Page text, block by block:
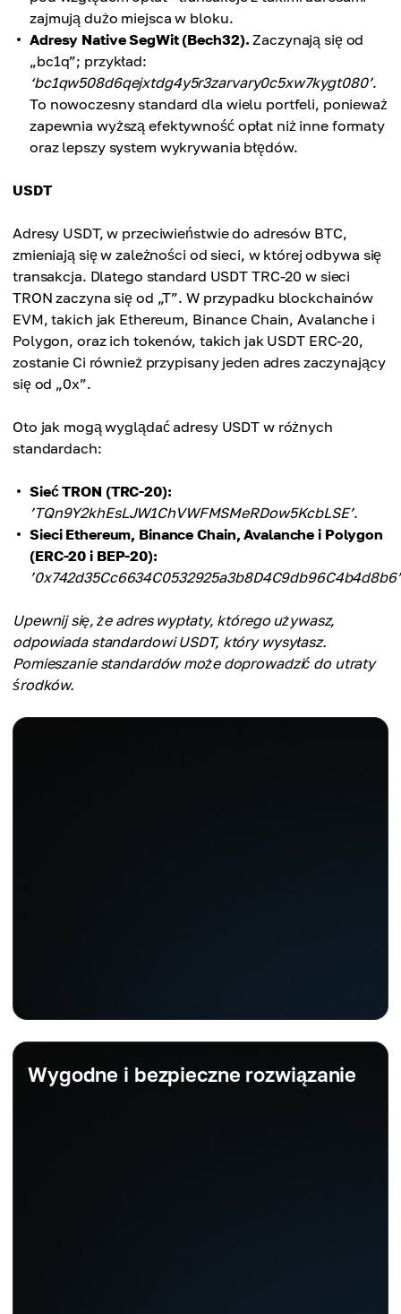
zajmują dużo miejsca w bloku.
Adresy Native SegWit (Bech32). Zaczynają się od
„bc1q”; przykład:
‘bc1qw508d6qejxtdg4y5r3zarvary0c5xw7kygt080’.
To nowoczesny standard dla wielu portfeli, ponieważ
zapewnia wyższą efektywność opłat niż inne formaty
oraz lepszy system wykrywania błędów.
USDT
Adresy USDT, w przeciwieństwie do adresów BTC,
zmieniają się w zależności od sieci, w której odbywa się
transakcja. Dlatego standard USDT TRC-20 w sieci
TRON zaczyna się od „T”. W przypadku blockchainów
EVM, takich jak Ethereum, Binance Chain, Avalanche i
Polygon, oraz ich tokenów, takich jak USDT ERC-20,
zostanie Ci również przypisany jeden adres zaczynający
się od „0x”.
Oto jak mogą wyglądać adresy USDT w różnych
standardach:
Sieć TRON (TRC-20):
’TQn9Y2khEsLJW1ChVWFMSMeRDow5KcbLSE’.
Sieci Ethereum, Binance Chain, Avalanche i Polygon
(ERC-20 i BEP-20):
’0x742d35Cc6634C0532925a3b8D4C9db96C4b4d8b6’
Upewnij się, że adres wypłaty, którego używasz,
odpowiada standardowi USDT, który wysyłasz.
Pomieszanie standardów może doprowadzić do utraty
środków.
Wygodne i bezpieczne rozwiązanie